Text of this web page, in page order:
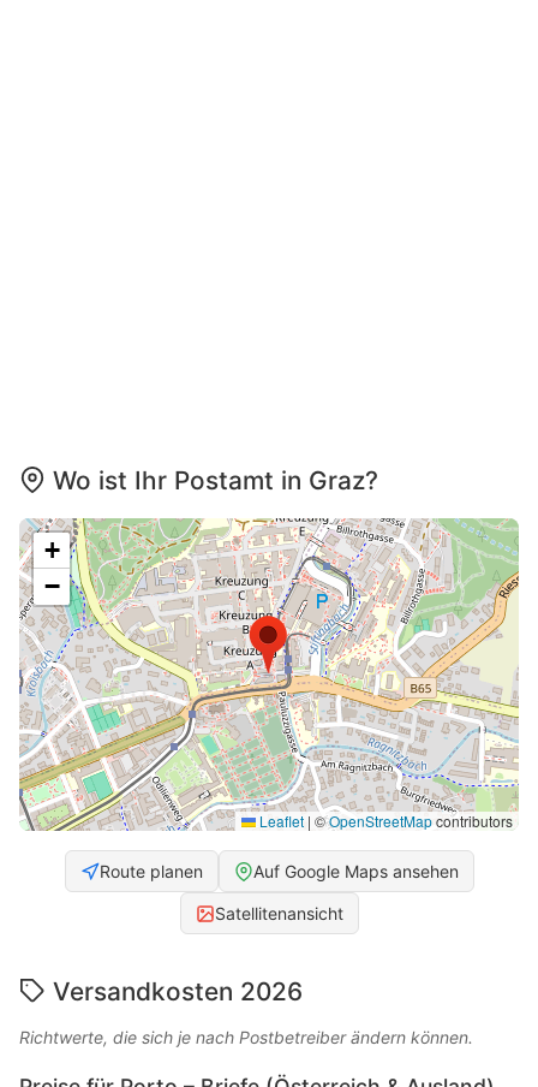
Wo ist Ihr Postamt in Graz?
+
−
Leaflet | ©OpenStreetMapcontributors
Route planen Auf Google Maps ansehen
Satellitenansicht
Versandkosten 2026
Richtwerte, die sich je nach Postbetreiber ändern können.